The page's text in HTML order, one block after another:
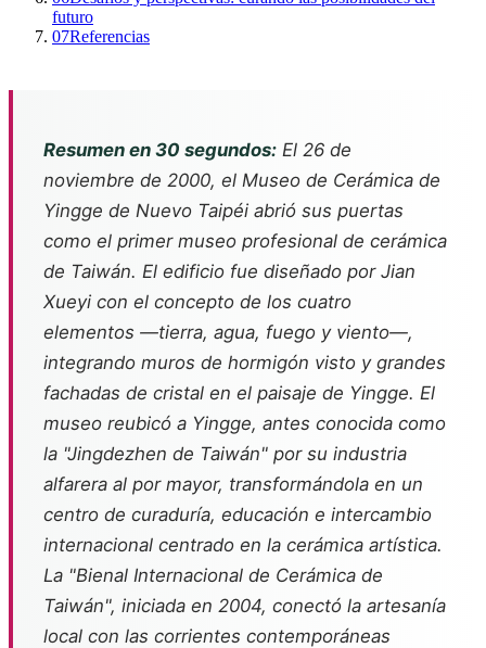
futuro
07Referencias
Resumen en 30 segundos: El 26 de
noviembre de 2000, el Museo de Cerámica de
Yingge de Nuevo Taipéi abrió sus puertas
como el primer museo profesional de cerámica
de Taiwán. El edificio fue diseñado por Jian
Xueyi con el concepto de los cuatro
elementos —tierra, agua, fuego y viento—,
integrando muros de hormigón visto y grandes
fachadas de cristal en el paisaje de Yingge. El
museo reubicó a Yingge, antes conocida como
la "Jingdezhen de Taiwán" por su industria
alfarera al por mayor, transformándola en un
centro de curaduría, educación e intercambio
internacional centrado en la cerámica artística.
La "Bienal Internacional de Cerámica de
Taiwán", iniciada en 2004, conectó la artesanía
local con las corrientes contemporáneas